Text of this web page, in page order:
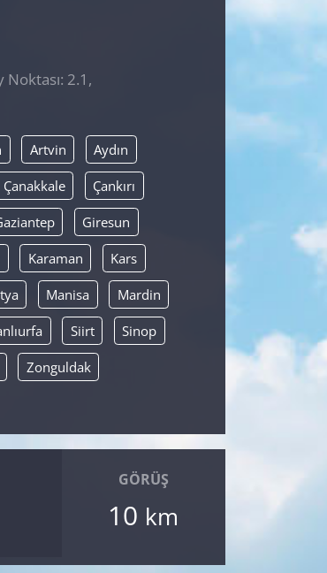
Noktası: 2.1,
Artvin Aydın
Çanakkale Çankırı
Giresun
Karaman Kars
Manisa Mardin
Siirt Sinop
Zonguldak
GÖRÜŞ
10 km